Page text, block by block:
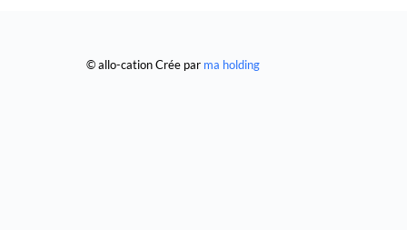
© allo-cation Crée par ma holding